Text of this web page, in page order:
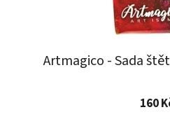
Artmagico - Sada
160